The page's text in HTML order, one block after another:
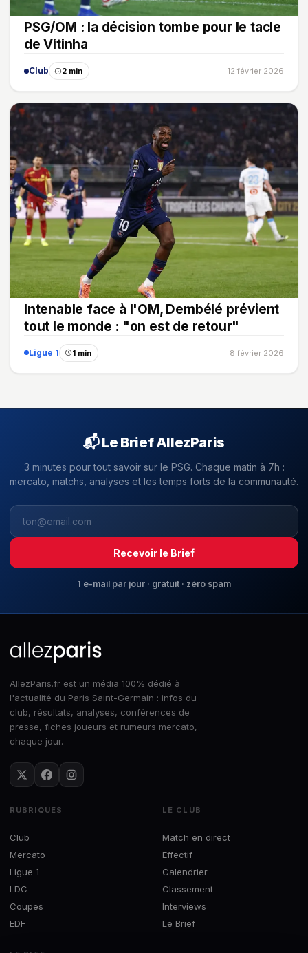
PSG/OM : la décision tombe pour le tacle
de Vitinha
Club 2 min 12 février 2026
Intenable face à l'OM, Dembélé prévient
tout le monde : "on est de retour"
Ligue 1 1 min 8 février 2026
📬 Le Brief AllezParis
3 minutes pour tout savoir sur le PSG. Chaque matin à 7h :
mercato, matchs, analyses et les temps forts de la communauté.
Recevoir le Brief
1 e-mail par jour · gratuit · zéro spam
AllezParis.fr est un média 100% dédié à
l'actualité du Paris Saint-Germain : infos du
club, résultats, analyses, conférences de
presse, fiches joueurs et rumeurs mercato,
chaque jour.
RUBRIQUES
Club
Mercato
Ligue 1
LDC
Coupes
EDF
LE CLUB
Match en direct
Effectif
Calendrier
Classement
Interviews
Le Brief